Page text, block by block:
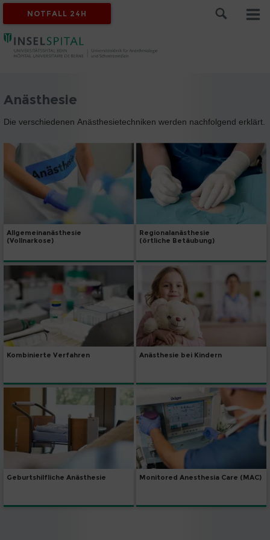
NOTFALL 24H
Anästhesie
Die verschiedenen Anästhesietechniken werden nachfolgend erklärt.
Allgemeinanästhesie
(Vollnarkose)
Regionalanästhesie
(örtliche Betäubung)
Kombinierte Verfahren Anästhesie bei Kindern
Geburtshilfliche Anästhesie Monitored Anesthesia Care (MAC)